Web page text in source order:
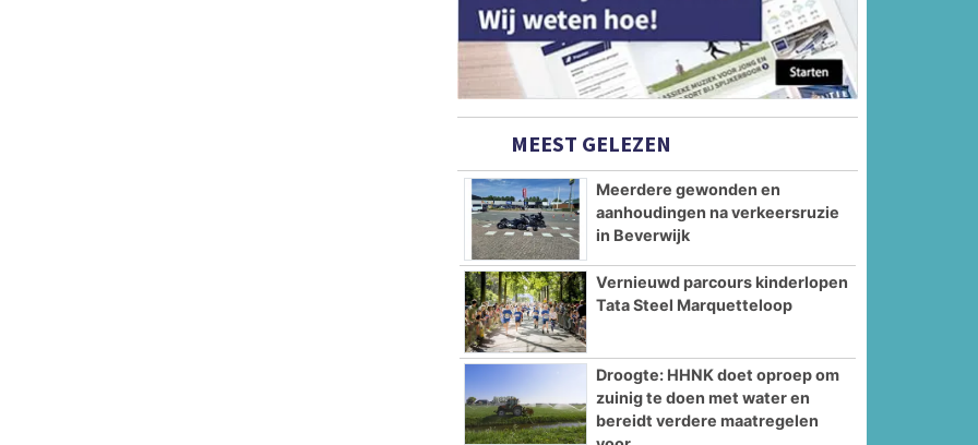
MEEST GELEZEN
Meerdere gewonden en
aanhoudingen na verkeersruzie
in Beverwijk
Vernieuwd parcours kinderlopen
Tata Steel Marquetteloop
Droogte: HHNK doet oproep om
zuinig te doen met water en
bereidt verdere maatregelen